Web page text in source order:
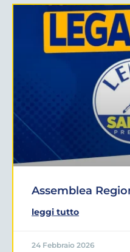
Assemblea
leggi tutto
24 Febbraio 2026